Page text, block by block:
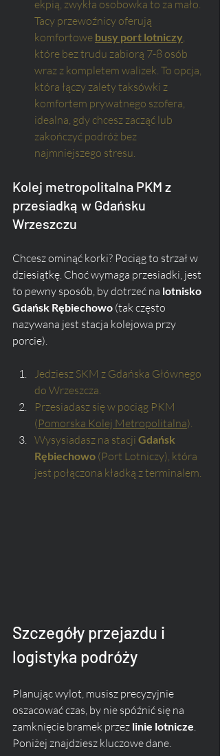
ekpią, zwykła osobowka to za mało.
Tacy przewoźnicy oferują
komfortowe busy port lotniczy
które bez trudu zabiorą 7-8 osób
wraz z kompletem walizek. To opcja,
która łączy zalety taksówki z
komfortem prywatnego szofera,
idealna, gdy chcesz zacząć lub
zakończyć podróż bez
najmniejszego stresu.
Kolej metropolitalna PKM z
przesiadką w Gdańsku
Wrzeszczu
Chcesz ominąć korki? Pociąg to strzał w
dziesiątkę. Choć wymaga przesiadki, jest
to pewny sposób, by dotrzeć na lotnisko
Gdańsk Rębiechowo (tak często
nazywana jest stacja kolejowa przy
porcie).
Jedziesz SKM z Gdańska Głównego
do Wrzeszcza.
Przesiadasz się w pociąg PKM
(Pomorska Kolej Metropolitalna).
Wysysiadasz na stacji Gdańsk
Rębiechowo (Port Lotniczy), która
jest połączona kładką z terminalem.
Szczegóły przejazdu i
logistyka podróży
Planując wylot, musisz precyzyjnie
oszacować czas, by nie spóźnić się na
zamknięcie bramek przez linie lotnicze
Poniżej znajdziesz kluczowe dane.